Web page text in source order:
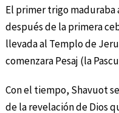
El primer trigo
después de la primera
llevada al Templo de
comenzara Pesaj (la
Con el tiempo, Shavuot
de la revelación de Dios